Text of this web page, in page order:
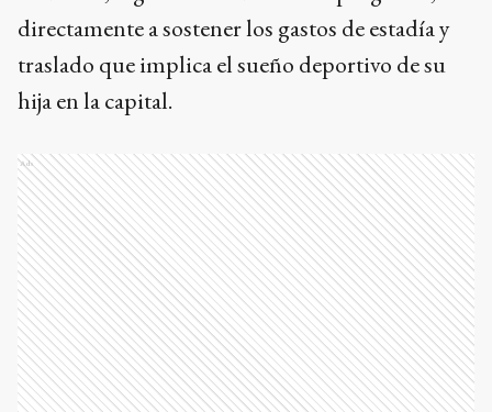
directamente a sostener los gastos de estadía y
traslado que implica el sueño deportivo de su
hija en la capital.
Ads